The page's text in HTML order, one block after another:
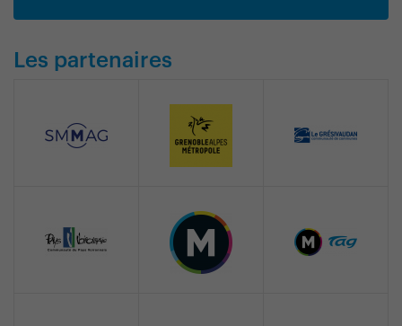
Les partenaires